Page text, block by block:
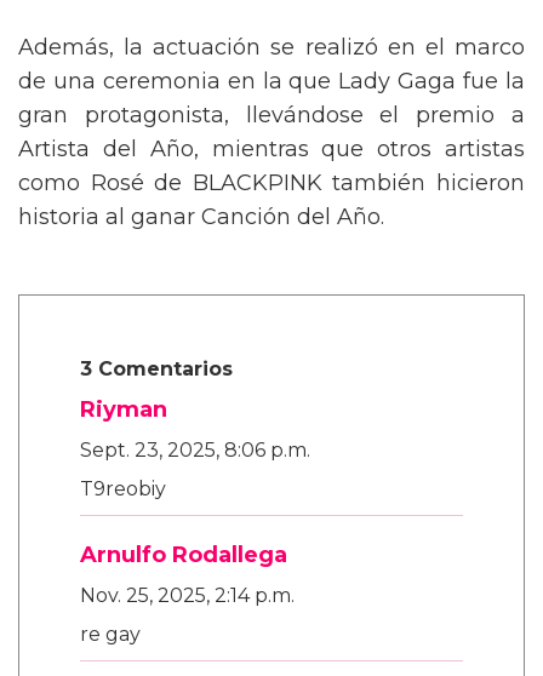
Además, la actuación se realizó en el marco
de una ceremonia en la que Lady Gaga fue la
gran protagonista, llevándose el premio a
Artista del Año, mientras que otros artistas
como Rosé de BLACKPINK también hicieron
historia al ganar Canción del Año.
3 Comentarios
Riyman
Sept. 23, 2025, 8:06 p.m.
T9reobiy
Arnulfo Rodallega
Nov. 25, 2025, 2:14 p.m.
re gay